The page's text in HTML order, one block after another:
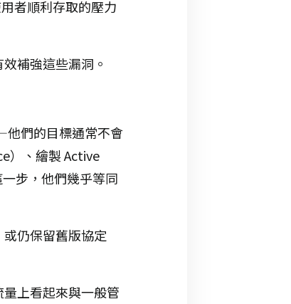
者順利存取的壓力
補強這些漏洞。
們的目標通常不會
）、繪製 Active
步，他們幾乎等同
仍保留舊版協定
上看起來與一般管